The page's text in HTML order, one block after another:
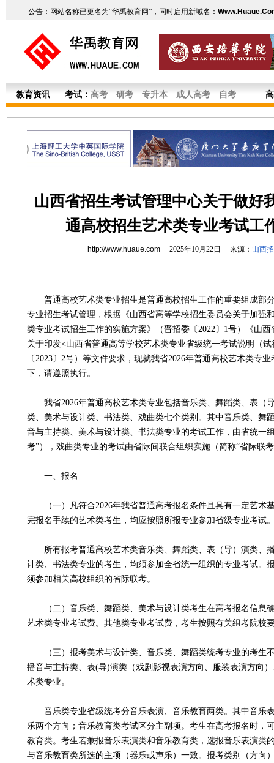
公告：网站名称已更名为“华禹教育网”，同时启用新域名：
教育资讯 考试： 高考 研考 专升本 成人高考 自考
山西省招生考试管理中心关于做好
通高校招生艺术类专业考试工
http://www.huaue.com2025年10月22日 来源： 山西
普通高校艺术类专业招生是普通高校招生工作的重要组成部
专业招生考试管理，根据《山西省高等学校招生委员会关于加强
类专业考试招生工作的实施方案》（晋招委〔2022〕1号）《山
关于印发<山西省普通高等学校艺术类专业省级统一考试说明（
〔2023〕2号）等文件要求，现就我省2026年普通高校艺术类专
下，请遵照执行。
我省2026年普通高校艺术类专业包括音乐类、舞蹈类、表（
类、美术与设计类、书法类、戏曲类七个类别。其中音乐类、舞
音与主持类、美术与设计类、书法类专业的考试工作，由省统一
考”），戏曲类专业的考试由省际间联合组织实施（简称“省际联
一、报名
（一）凡符合2026年我省普通高考报名条件且具有一定艺术
完报名手续的艺术类考生，均应按照所报专业参加省级专业考试
所有报考普通高校艺术类音乐类、舞蹈类、表（导）演类、
计类、书法类专业的考生，均须参加全省统一组织的专业考试。
须参加相关高校组织的省际联考。
（二）音乐类、舞蹈类、美术与设计类考生在高考报名信息
艺术类专业考试费。其他类专业考试费，考生按照有关组考院校
（三）报考美术与设计类、音乐类、舞蹈类统考专业的考生
播音与主持类、表(导)演类（戏剧影视表演方向、服装表演方向
术类专业。
音乐类专业省级统考分音乐表演、音乐教育两类。其中音乐
乐两个方向；音乐教育类考试区分主副项。考生在高考报名时，
教育类。考生若兼报音乐表演类和音乐教育类，选报音乐表演类
与音乐教育类所选的主项（器乐或声乐）一致。报考类别（方向